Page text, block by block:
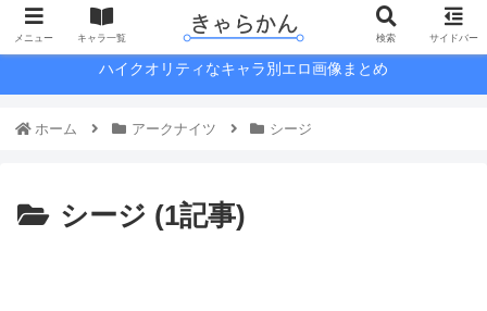
ハイクオリティなキャラ別エロ画像まとめ
ホーム アークナイツ シージ
シージ (1記事)
メニュー キャラ一覧 検索 サイドバー